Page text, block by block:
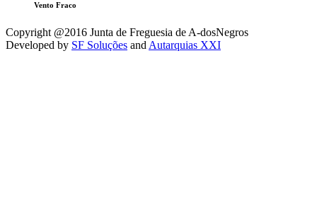
Vento Fraco
Copyright @2016 Junta de Freguesia de A-dosNegros
Developed by SF Soluções and Autarquias XXI